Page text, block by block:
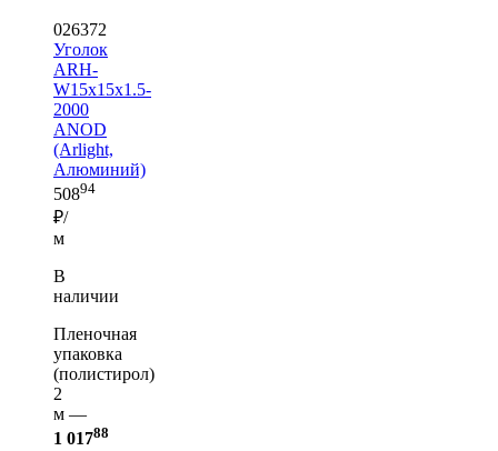
026372
Уголок
ARH-
W15x15x1.5-
2000
ANOD
(Arlight,
Алюминий)
50894
₽/
м
В
наличии
Пленочная
упаковка
(полистирол)
2
м —
1 01788